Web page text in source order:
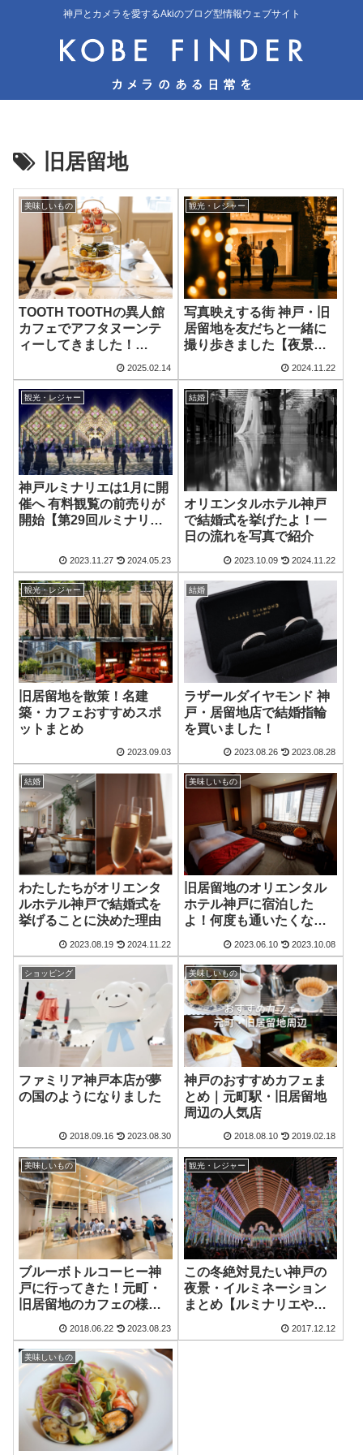
神戸とカメラを愛するAkiのブログ型情報ウェブサイト
旧居留地
美味しいもの
TOOTH TOOTHの異人館
カフェでアフタヌーンテ
ィーしてきました！
Salon15・旧居留地
2025.02.14
観光・レジャー
写真映えする街 神戸・旧
居留地を友だちと一緒に
撮り歩きました【夜景・
花火・スナップ】
2024.11.22
観光・レジャー
神戸ルミナリエは1月に開
催へ 有料観覧の前売りが
開始【第29回ルミナリ
2023.11.27 2024.05.23
結婚
オリエンタルホテル神戸
で結婚式を挙げたよ！一
日の流れを写真で紹介
2023.10.09 2024.11.22
観光・レジャー
旧居留地を散策！名建
築・カフェおすすめスポ
ットまとめ
2023.09.03
結婚
ラザールダイヤモンド 神
戸・居留地店で結婚指輪
を買いました！
2023.08.26 2023.08.28
結婚
わたしたちがオリエンタ
ルホテル神戸で結婚式を
挙げることに決めた理由
2023.08.19 2024.11.22
美味しいもの
旧居留地のオリエンタル
ホテル神戸に宿泊した
よ！何度も通いたくなる
2023.06.10 2023.10.08
ショッピング
ファミリア神戸本店が夢
の国のようになりました
2018.09.16 2023.08.30
美味しいもの
神戸のおすすめカフェま
とめ｜元町駅・旧居留地
周辺の人気店
2018.08.10 2019.02.18
美味しいもの
ブルーボトルコーヒー神
戸に行ってきた！元町・
旧居留地のカフェの様子
2018.06.22 2023.08.23
観光・レジャー
この冬絶対見たい神戸の
夜景・イルミネーション
まとめ【ルミナリエや世
など】
2017.12.12
美味しいもの